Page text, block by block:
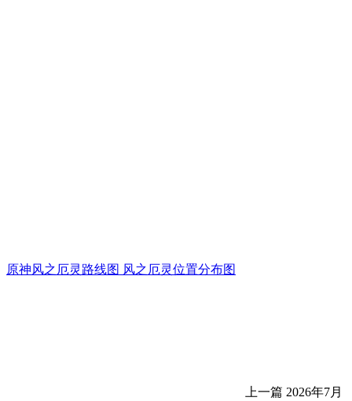
原神风之厄灵路线图 风之厄灵位置分布图
上一篇 2026年7月